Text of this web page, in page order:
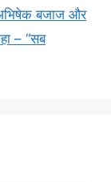
बजाज और
– “सब